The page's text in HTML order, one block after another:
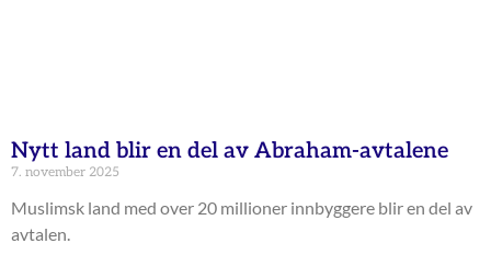
Nytt land blir en del av Abraham-avtalene
7. november 2025
Muslimsk land med over 20 millioner innbyggere blir en del av
avtalen.